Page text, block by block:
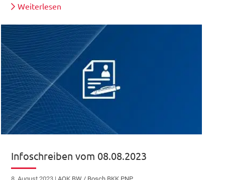
Weiterlesen
Infoschreiben vom 08.08.2023